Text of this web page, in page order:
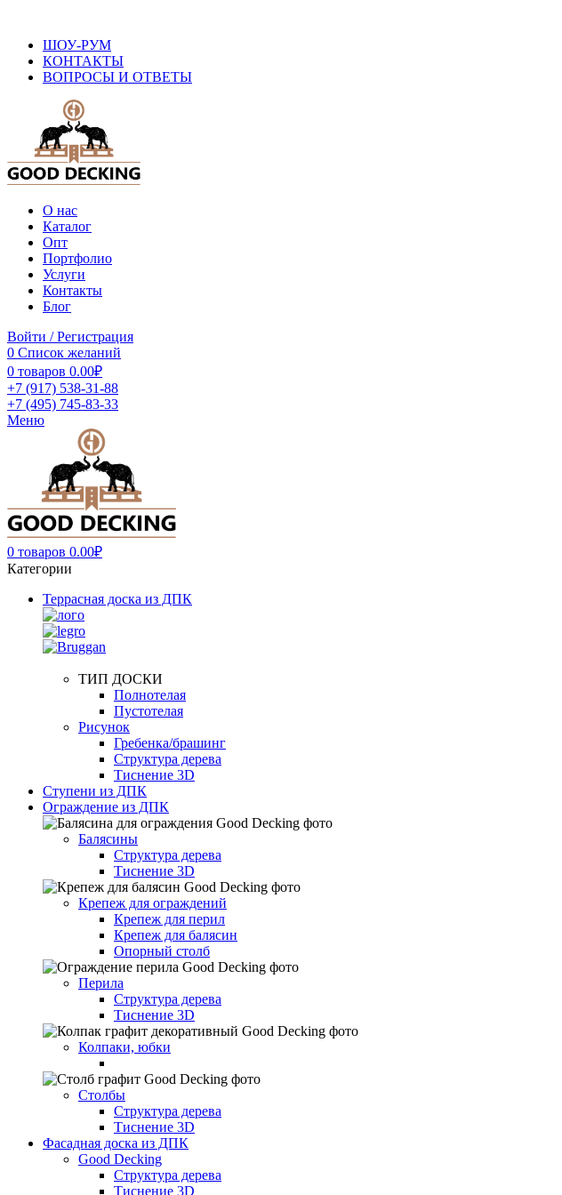
ШОУ-РУМ
КОНТАКТЫ
ВОПРОСЫ И ОТВЕТЫ
О нас
Каталог
Опт
Портфолио
Услуги
Контакты
Блог
Войти / Регистрация
0 Список желаний
0 товаров 0.00₽
+7 (917) 538-31-88
+7 (495) 745-83-33
Меню
0 товаров 0.00₽
Категории
Террасная доска из ДПК
ТИП ДОСКИ
Полнотелая
Пустотелая
Рисунок
Гребенка/брашинг
Структура дерева
Тиснение 3D
Ступени из ДПК
Ограждение из ДПК
Балясины
Структура дерева
Тиснение 3D
Крепеж для ограждений
Крепеж для перил
Крепеж для балясин
Опорный столб
Перила
Структура дерева
Тиснение 3D
Колпаки, юбки
Столбы
Структура дерева
Тиснение 3D
Фасадная доска из ДПК
Good Decking
Структура дерева
Тиснение 3D